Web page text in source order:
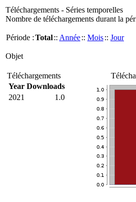
Téléchargements - Séries temporelles
Nombre de téléchargements durant la
Période :Total:: Année:: Mois:: Jour
Objet
Téléchargements
Year Downloads
2021
1.0